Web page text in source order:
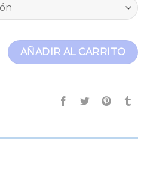
AÑADIR AL CARRITO